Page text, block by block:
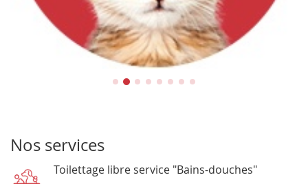
Nos services
Toilettage libre service "Bains-douches"